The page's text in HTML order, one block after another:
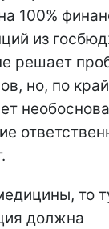
100%
из
решает
но, по
то
должна